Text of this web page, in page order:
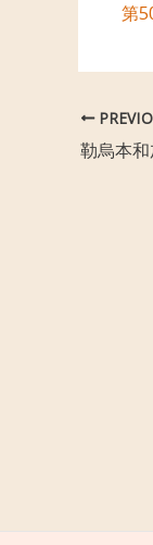
第
勒烏本